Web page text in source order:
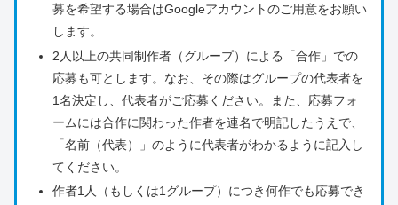
募を希望する場合はGoogleアカウントのご用意をお願い
します。
2人以上の共同制作者（グループ）による「合作」での
応募も可とします。なお、その際はグループの代表者を
1名決定し、代表者がご応募ください。また、応募フォ
ームには合作に関わった作者を連名で明記したうえで、
「名前（代表）」のように代表者がわかるように記入し
てください。
作者1人（もしくは1グループ）につき何作でも応募でき